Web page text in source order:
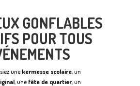
GONFLABLES
POUR TOUS
une kermesse scolaire , un
, une fête de quartier , un